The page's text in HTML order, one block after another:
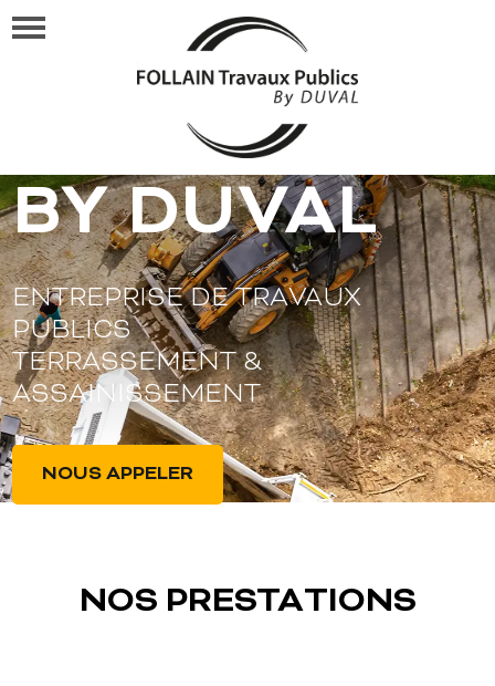
FOLLAIN TP
BY DUVAL
ENTREPRISE DE TRAVAUX
PUBLICS
TERRASSEMENT &
ASSAINISSEMENT
NOUS APPELER
NOS PRESTATIONS